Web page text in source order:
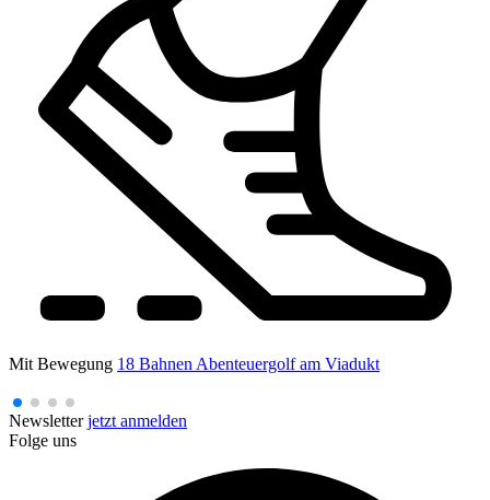
Mit Bewegung 18 Bahnen Abenteuergolf am Viadukt
Newsletterjetzt anmelden
Folge uns